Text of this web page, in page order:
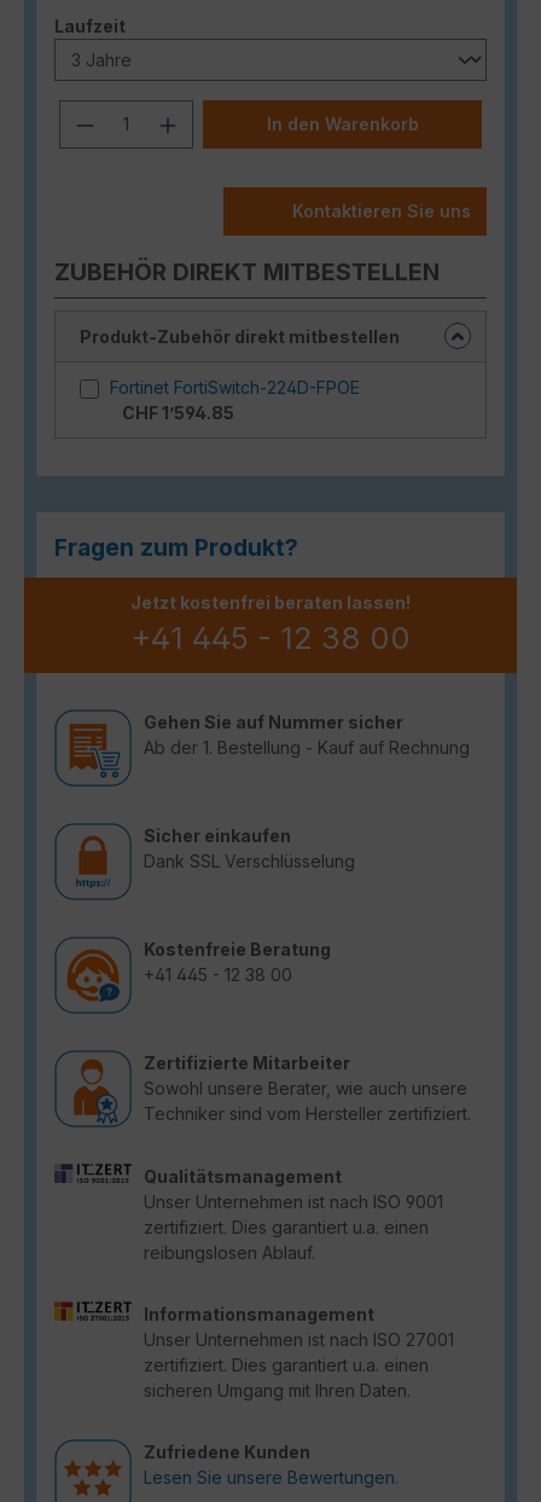
Laufzeitauswählen
Produkt Anzahl: Gib den
In den Warenkorb
Kontaktieren Sie uns
ZUBEHÖR DIREKT MITBESTELLEN
Produkt-Zubehör direkt mitbestellen
Fortinet FortiSwitch-224D-FPOE
CHF 1’594.85
Fragen zum Produkt?
Jetzt kostenfrei beraten lassen!
+41 445 - 12 38 00
Gehen Sie auf Nummer sicher
Ab der 1. Bestellung - Kauf auf Rechnung
Sicher einkaufen
Dank SSL Verschlüsselung
Kostenfreie Beratung
+41 445 - 12 38 00
Zertifizierte Mitarbeiter
Sowohl unsere Berater, wie auch unsere
Techniker sind vom Hersteller zertifiziert.
Qualitätsmanagement
Unser Unternehmen ist nach ISO 9001
zertifiziert. Dies garantiert u.a. einen
reibungslosen Ablauf.
Informationsmanagement
Unser Unternehmen ist nach ISO 27001
zertifiziert. Dies garantiert u.a. einen
sicheren Umgang mit Ihren Daten.
Zufriedene Kunden
Lesen Sie unsere Bewertungen.